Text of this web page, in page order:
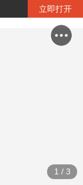
立即打开
1 / 3